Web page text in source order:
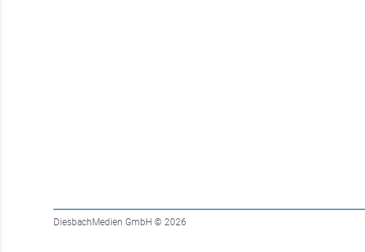
DiesbachMedien GmbH © 2026